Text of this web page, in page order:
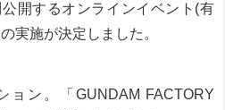
開するオンラインイベント(有
実施が決定しました。
ン。「GUNDAM FACTORY